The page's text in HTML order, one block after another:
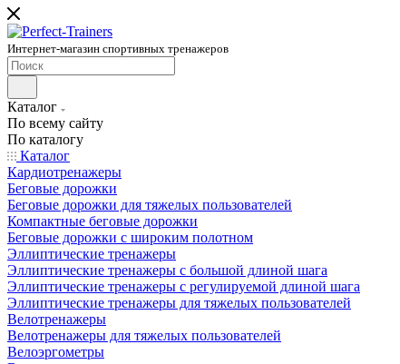
Интернет-магазин спортивных тренажеров
Каталог
По всему сайту
По каталогу
Каталог
Кардиотренажеры
Беговые дорожки
Беговые дорожки для тяжелых пользователей
Компактные беговые дорожки
Беговые дорожки с широким полотном
Эллиптические тренажеры
Эллиптические тренажеры с большой длиной шага
Эллиптические тренажеры с регулируемой длиной шага
Эллиптические тренажеры для тяжелых пользователей
Велотренажеры
Велотренажеры для тяжелых пользователей
Велоэргометры